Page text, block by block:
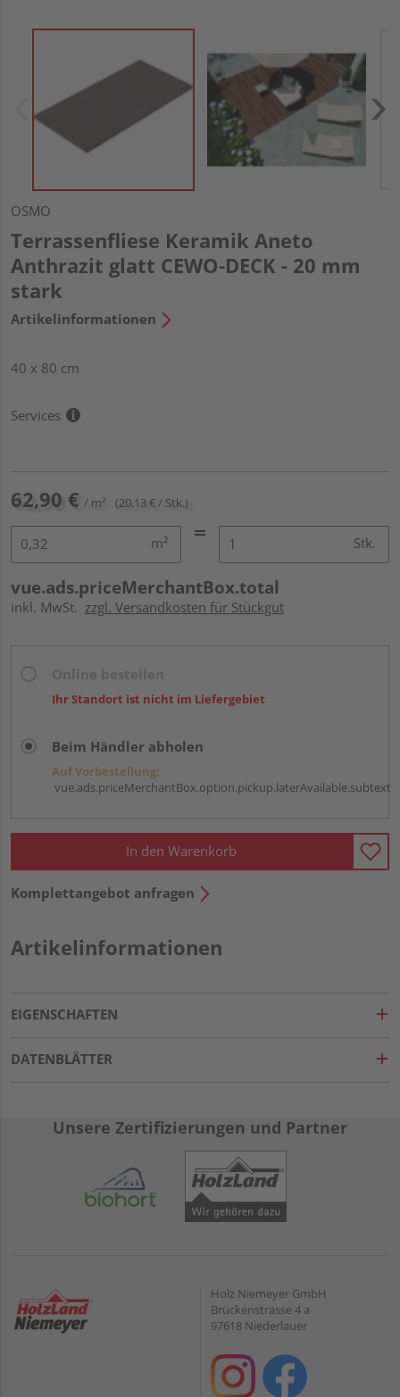
OSMO
Terrassenfliese Keramik Aneto
Anthrazit glatt CEWO-DECK - 20 mm
stark
Artikelinformationen
40 x 80 cm
Services
62,90 € / m² (20,13 € / Stk.)
m² Stk.
vue.ads.priceMerchantBox.total
inkl. MwSt. zzgl. Versandkosten für Stückgut
Ihr Standort ist nicht im Liefergebiet
Beim Händler abholen
Auf Vorbestellung:
vue.ads.priceMerchantBox.option.pickup.laterAvailable.subtext
In den Warenkorb
Komplettangebot anfragen
Artikelinformationen
EIGENSCHAFTEN
DATENBLÄTTER
Unsere Zertifizierungen und Partner
Holz Niemeyer GmbH
Brückenstrasse 4 a
97618 Niederlauer